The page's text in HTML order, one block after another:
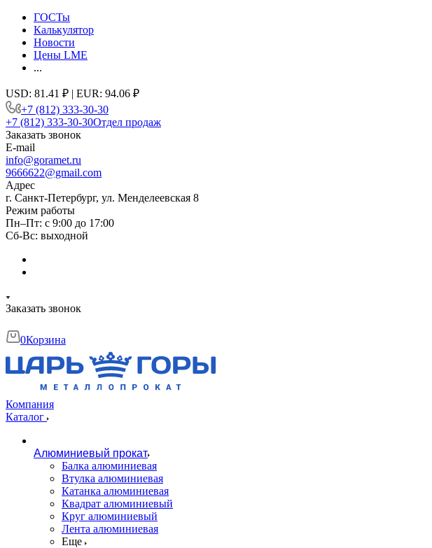
ГОСТы
Калькулятор
Новости
Цены LME
...
USD: 81.41 ₽ | EUR: 94.06 ₽
+7 (812) 333-30-30
+7 (812) 333-30-30Отдел продаж
Заказать звонок
E-mail
info@goramet.ru
9666622@gmail.com
Адрес
г. Санкт-Петербург, ул. Менделеевская 8
Режим работы
Пн–Пт: с 9:00 до 17:00
Сб-Вс: выходной
Заказать звонок
0Корзина
Компания
Каталог
Алюминиевый прокат
Балка алюминиевая
Втулка алюминиевая
Катанка алюминиевая
Квадрат алюминиевый
Круг алюминиевый
Лента алюминиевая
Еще